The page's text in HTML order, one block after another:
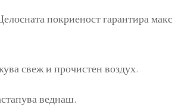
покриеност гарантира
свеж и прочистен воздух.
веднаш.